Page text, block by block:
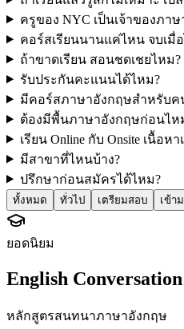
ครูของ NYC เป็นเจ้าของภาษ
คอร์สเรียนนานแค่ไหน จบเมื่อ
ถ้าขาดเรียน สอนชดเชยไหม?
รับประกันคะแนนได้ไหม?
มีคอร์สภาษาอังกฤษสำหรับค
ต้องมีพื้นภาษาอังกฤษก่อนไห
เรียน Online กับ Onsite เนื้อห
มีสาขาที่ไหนบ้าง?
ปรึกษาก่อนสมัครได้ไหม?
ทั้งหมด ทั่วไป เตรียมสอบ เข้า
ยอดนิยม
English Conversation
หลักสูตรสนทนาภาษาอังกฤษ